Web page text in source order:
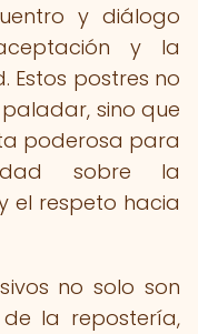
y diálogo
y la
Estos postres no
sino que
poderosa para
sobre la
el respeto hacia
no solo son
la repostería,